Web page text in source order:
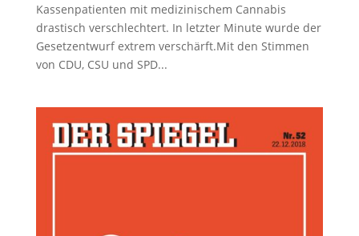
Kassenpatienten mit medizinischem Cannabis
drastisch verschlechtert. In letzter Minute wurde der
Gesetzentwurf extrem verschärft.Mit den Stimmen
von CDU, CSU und SPD...